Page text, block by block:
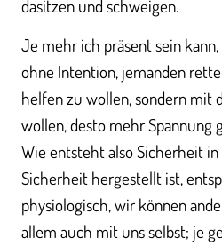
dasitzen und schweigen.
Je mehr ich präsent sein
ohne Intention, jemanden
helfen zu wollen, sondern mit
wollen, desto mehr Spannung
Wie entsteht also Sicherheit in
Sicherheit hergestellt ist,
physiologisch, wir können
allem auch mit uns selbst; je